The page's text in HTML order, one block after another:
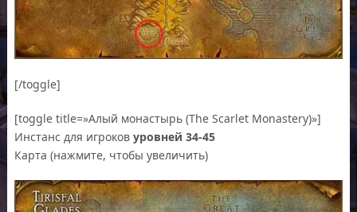
[/toggle]
[toggle title=»Алый монастырь (The Scarlet Monastery)»]
Инстанс для игроковуровней 34-45
Карта (нажмите, чтобы увеличить)